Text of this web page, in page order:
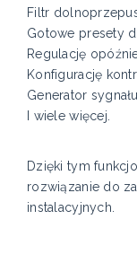
Filtr
Gotowe presety
Regulację
Konfigurację
Generator
I wiele więcej.
Dzięki tym
rozwiązanie do
instalacyjnych.